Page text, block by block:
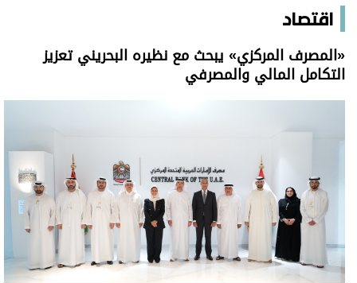
اقتصاد
«المصرف المركزي» يبحث مع نظيره البحريني تعزيز
التكامل المالي والمصرفي